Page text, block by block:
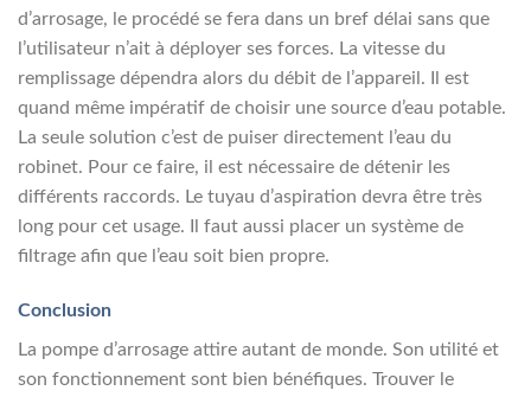
d’arrosage, le procédé se fera dans un bref délai sans que
l’utilisateur n’ait à déployer ses forces. La vitesse du
remplissage dépendra alors du débit de l’appareil. Il est
quand même impératif de choisir une source d’eau potable.
La seule solution c’est de puiser directement l’eau du
robinet. Pour ce faire, il est nécessaire de détenir les
différents raccords. Le tuyau d’aspiration devra être très
long pour cet usage. Il faut aussi placer un système de
filtrage afin que l’eau soit bien propre.
Conclusion
La pompe d’arrosage attire autant de monde. Son utilité et
son fonctionnement sont bien bénéfiques. Trouver le